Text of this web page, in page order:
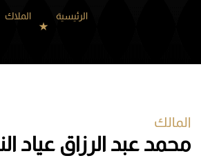
الرئيسية الملاك
المالك
محمد عبد الرزاق عياد